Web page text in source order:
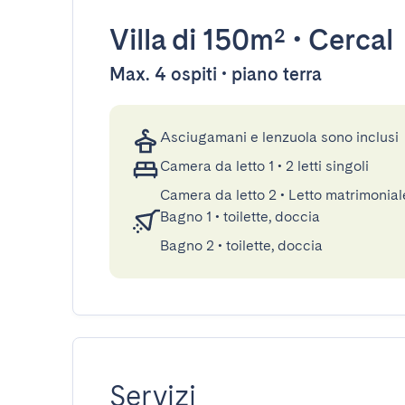
Villadi 150m² • Cercal
Max. 4 ospiti • piano terra
Asciugamani e lenzuola sono inclusi
Camera da letto 1 • 2 letti singoli
Camera da letto 2 • Letto
Bagno 1 • toilette, doccia
Bagno 2 • toilette, doccia
Servizi